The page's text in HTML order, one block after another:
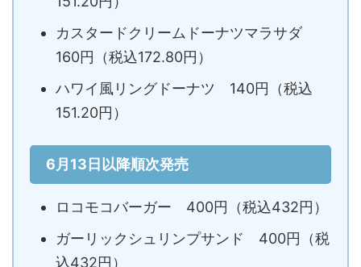
カスタードクリームドーナツマラサダ
160円（税込172.80円）
ハワイ風リングドーナツ 140円（税込
151.20円）
6月13日以降順次発売
ロコモコバーガー 400円（税込432円）
ガーリックシュリンプサンド 400円（税
込432円）